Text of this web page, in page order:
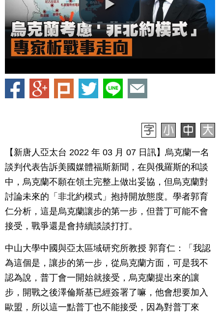
【新唐人亞太台 2022 年 03 月 07 日訊】烏克蘭一名
談判代表告訴美國媒體福斯新聞，在與俄羅斯的和談
中，烏克蘭不願在領土完整上做出妥協，但烏克蘭對
討論未來的「非北約模式」抱持開放態度。學者郭育
仁分析，這是烏克蘭讓步的第一步，但普丁可能不會
接受，戰爭還是會持續談談打打。
中山大學中國與亞太區域研究所教授 郭育仁：「我認
為這個是，讓步的第一步，從烏克蘭方面，可是我不
認為說，普丁會一開始就接受，烏克蘭提出來的讓
步，開戰之後澤倫斯基已經簽署了嘛，他會想要加入
歐盟，所以這一點普丁也不能接受，因為對普丁來